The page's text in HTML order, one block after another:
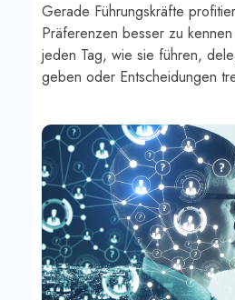
Gerade Führungskräfte
Präferenzen besser zu
jeden Tag, wie sie führen,
geben oder Entscheidungen